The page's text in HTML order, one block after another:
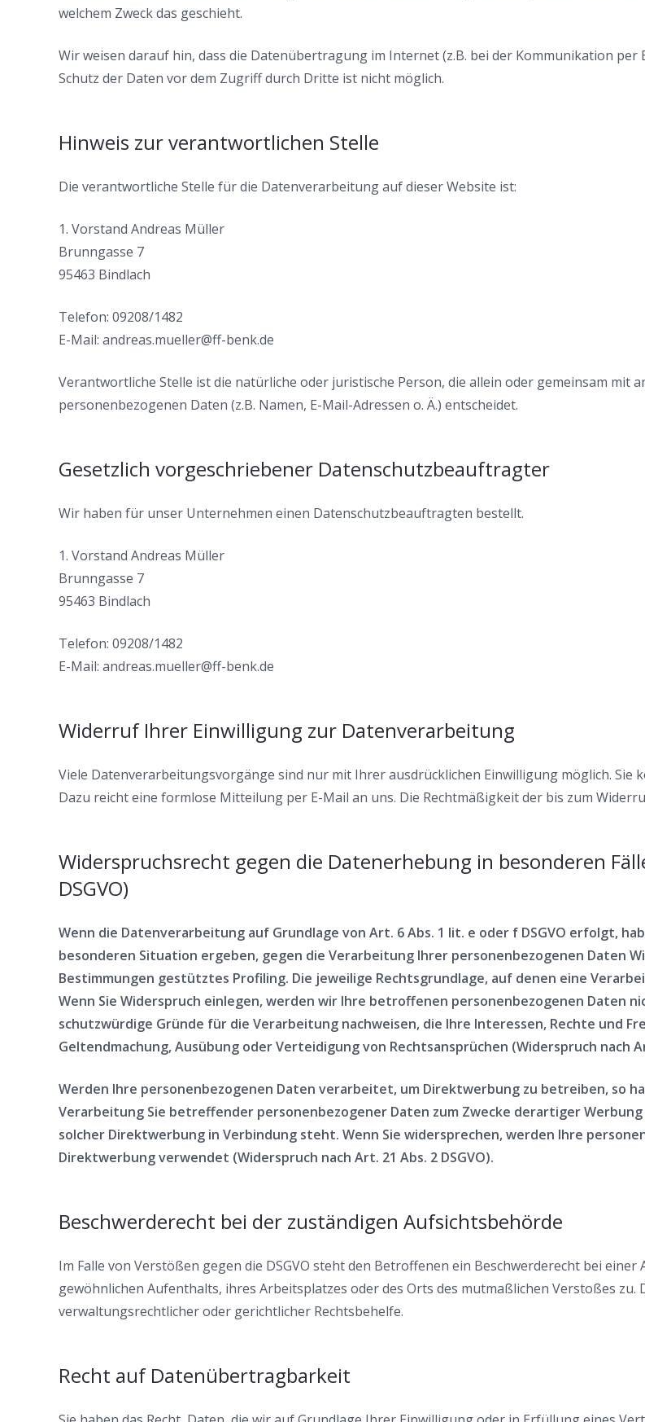
welchem Zweck das geschieht.
Wir weisen darauf hin, dass die Datenübertragung im Internet (z.B. bei der Kommunikation per
Schutz der Daten vor dem Zugriff durch Dritte ist nicht möglich.
Hinweis zur verantwortlichen Stelle
Die verantwortliche Stelle für die Datenverarbeitung auf dieser Website ist:
1. Vorstand Andreas Müller
Brunngasse 7
95463 Bindlach
Telefon: 09208/1482
E-Mail: andreas.mueller@ff-benk.de
Verantwortliche Stelle ist die natürliche oder juristische Person, die allein oder gemeinsam mit
personenbezogenen Daten (z.B. Namen, E-Mail-Adressen o. Ä.) entscheidet.
Gesetzlich vorgeschriebener Datenschutzbeauftragter
Wir haben für unser Unternehmen einen Datenschutzbeauftragten bestellt.
1. Vorstand Andreas Müller
Brunngasse 7
95463 Bindlach
Telefon: 09208/1482
E-Mail: andreas.mueller@ff-benk.de
Widerruf Ihrer Einwilligung zur Datenverarbeitung
Viele Datenverarbeitungsvorgänge sind nur mit Ihrer ausdrücklichen Einwilligung möglich.
Dazu reicht eine formlose Mitteilung per E-Mail an uns. Die Rechtmäßigkeit der bis zum
Widerspruchsrecht gegen die Datenerhebung in besonderen
DSGVO)
Wenn die Datenverarbeitung auf Grundlage von Art. 6 Abs. 1 lit. e oder f DSGVO erfolgt,
besonderen Situation ergeben, gegen die Verarbeitung Ihrer personenbezogenen Daten
Bestimmungen gestütztes Profiling. Die jeweilige Rechtsgrundlage, auf denen eine
Wenn Sie Widerspruch einlegen, werden wir Ihre betroffenen personenbezogenen Daten
schutzwürdige Gründe für die Verarbeitung nachweisen, die Ihre Interessen, Rechte und
Geltendmachung, Ausübung oder Verteidigung von Rechtsansprüchen (Widerspruch nach
Werden Ihre personenbezogenen Daten verarbeitet, um Direktwerbung zu betreiben, so
Verarbeitung Sie betreffender personenbezogener Daten zum Zwecke derartiger
solcher Direktwerbung in Verbindung steht. Wenn Sie widersprechen, werden Ihre
Direktwerbung verwendet (Widerspruch nach Art. 21 Abs. 2 DSGVO).
Beschwerderecht bei der zuständigen Aufsichtsbehörde
Im Falle von Verstößen gegen die DSGVO steht den Betroffenen ein Beschwerderecht bei
gewöhnlichen Aufenthalts, ihres Arbeitsplatzes oder des Orts des mutmaßlichen Verstoßes
verwaltungsrechtlicher oder gerichtlicher Rechtsbehelfe.
Recht auf Datenübertragbarkeit